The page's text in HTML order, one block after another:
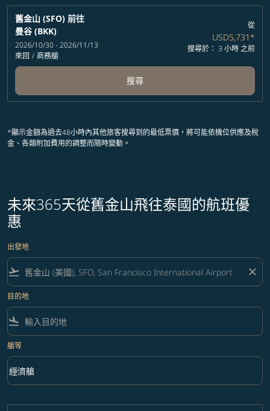
舊金山 (SFO) 前往
曼谷 (BKK)
2026/10/30 - 2026/11/13
來回 / 商務艙
從
USD5,731*
搜尋於： 3 小時 之前
搜尋
*顯示金額為過去48小時內其他旅客搜尋到的最低票價，將可能依機位供應及稅
金、各類附加費用的調整而隨時變動。
未來365天從舊金山飛往泰國的航班優
惠
出發地
flight_takeoff close
目的地
flight_land
艙等
艙等 option 經濟艙 Selected
經濟艙
keyboard_arrow_down